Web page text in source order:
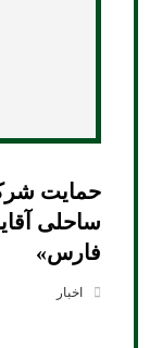
حمایت
ساحلی
فارس»
اخبار